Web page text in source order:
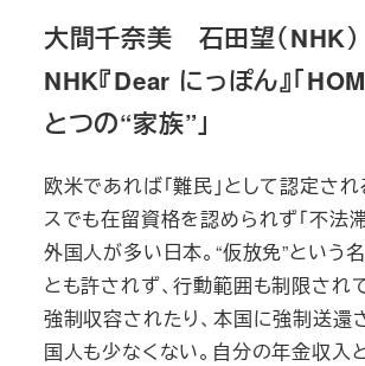
大間千奈美 石田望（NHK）
NHK『Dear にっぽん』「
とつの“家族”」
欧米であれば「難民」として認定さ
スでも在留資格を認められず「不法
外国人が多い日本。“仮放免”という
とも許されず、行動範囲も制限され
強制収容されたり、本国に強制送還
国人も少なくない。自分の年金収入